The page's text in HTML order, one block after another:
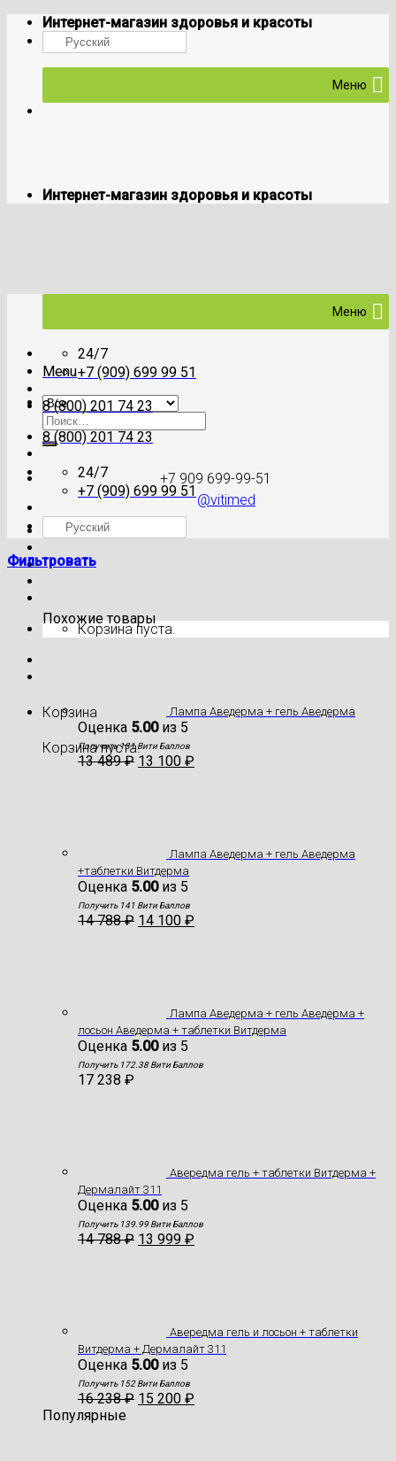
Skip
content
Интернет-магазин здоровья и красоты
Русский
Меню
Интернет-магазин здоровья и красоты
Menu
Искать:
+7 909 699-99-51
@vitimed
Где моя посылка?
Корзина пуста.
Корзина
Корзина пуста.
Меню
24/7
+7 (909) 699 99 51
8 (800) 201 74 23
8 (800) 201 74 23
24/7
+7 (909) 699 99 51
Русский
Фильтровать
Похожие товары
Лампа Аведерма + гель Аведерма
Оценка 5.00из 5
Получить 131 Вити Баллов
13 489₽ 13 100 ₽
Лампа Аведерма + гель Аведерма
+таблетки Витдерма
Оценка 5.00из 5
Получить 141 Вити Баллов
14 788₽ 14 100 ₽
Лампа Аведерма + гель Аведерма +
лосьон Аведерма + таблетки Витдерма
Оценка 5.00из 5
Получить 172.38 Вити Баллов
17 238 ₽
Авередма гель + таблетки Витдерма +
Дермалайт 311
Оценка 5.00из 5
Получить 139.99 Вити Баллов
14 788₽ 13 999 ₽
Авередма гель и лосьон + таблетки
Витдерма + Дермалайт 311
Оценка 5.00из 5
Получить 152 Вити Баллов
16 238₽ 15 200 ₽
Популярные